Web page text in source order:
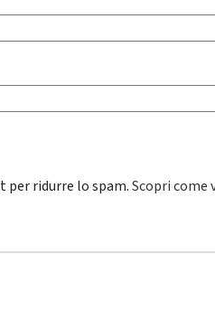
per ridurre lo spam.Scopri